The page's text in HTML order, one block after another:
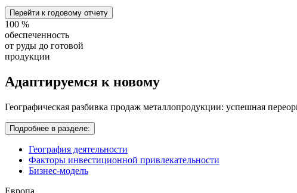
Перейти к годовому отчету
100 %
обеспеченность
от руды до готовой
продукции
Адаптируемся к новому
Географическая разбивка продаж металлопродукции: успешная
Подробнее в разделе:
География деятельности
Факторы инвестиционной привлекательности
Бизнес-модель
Европа